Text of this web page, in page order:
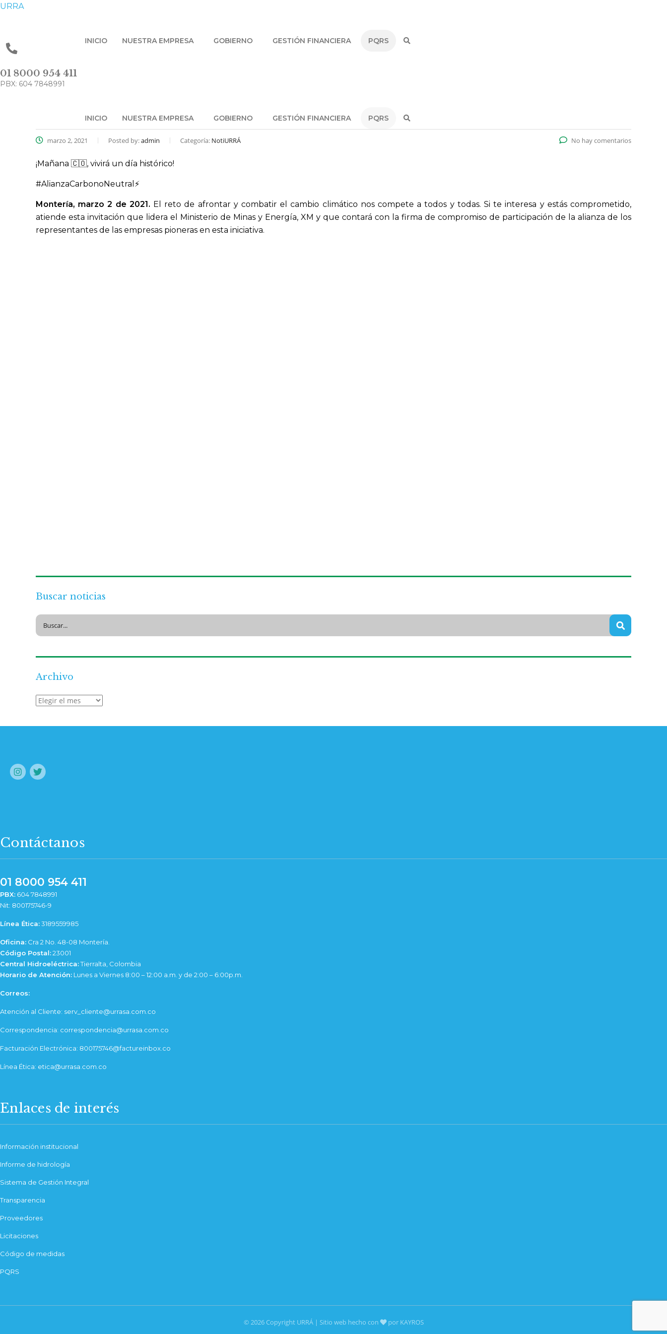
URRA
INICIO NUESTRA EMPRESA GOBIERNO GESTIÓN FINANCIERA PQRS
01 8000 954 411
PBX: 604 7848991
INICIO NUESTRA EMPRESA GOBIERNO GESTIÓN FINANCIERA PQRS
marzo 2, 2021 Posted by:admin Categoría: NotiURRÁ No hay comentarios
¡Mañana 🇨🇴, vivirá un día histórico!
#AlianzaCarbonoNeutral⚡
Montería, marzo 2 de 2021. El reto de afrontar y combatir el cambio climático nos compete a todos y todas. Si te interesa y estás comprometido,
atiende esta invitación que lidera el Ministerio de Minas y Energía, XM y que contará con la firma de compromiso de participación de la alianza de los
representantes de las empresas pioneras en esta iniciativa.
Buscar noticias
Archivo
Archivo
Contáctanos
01 8000 954 411
PBX: 604 7848991
Nit: 800175746-9
Línea Ética:3189559985
Oficina: Cra 2 No. 48-08 Montería.
Código Postal:23001
Central Hidroeléctrica:Tierralta, Colombia
Horario de Atención: Lunes a Viernes 8:00 – 12:00 a.m. y de 2:00 – 6:00p.m.
Correos:
Atención al Cliente: serv_cliente@urrasa.com.co
Correspondencia: correspondencia@urrasa.com.co
Facturación Electrónica: 800175746@factureinbox.co
Línea Ética: etica@urrasa.com.co
Enlaces de interés
Información institucional
Informe de hidrología
Sistema de Gestión Integral
Transparencia
Proveedores
Licitaciones
Código de medidas
PQRS
© 2026 Copyright URRÁ | Sitio web hecho con por KAYROS